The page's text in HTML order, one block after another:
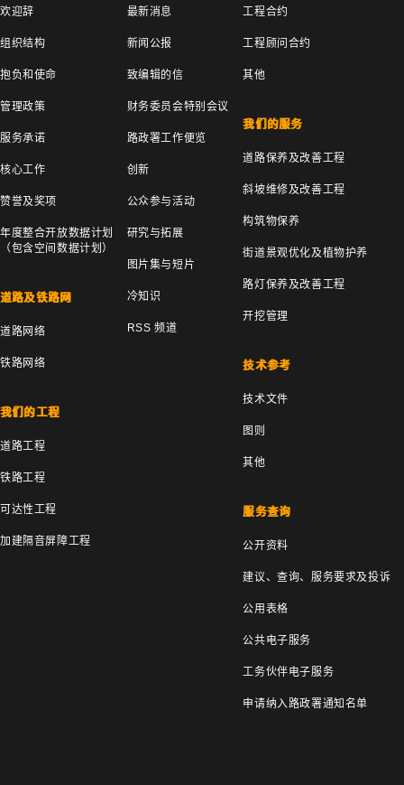
欢迎辞
组织结构
抱负和使命
管理政策
服务承诺
核心工作
赞誉及奖项
年度整合开放数据计划
（包含空间数据计划）
道路及铁路网
道路网络
铁路网络
我们的工程
道路工程
铁路工程
可达性工程
加建隔音屏障工程
最新消息
新闻公报
致编辑的信
财务委员会特别会议
路政署工作便览
创新
公众参与活动
研究与拓展
图片集与短片
冷知识
RSS 频道
工程合约
工程顾问合约
其他
我们的服务
道路保养及改善工程
斜坡维修及改善工程
构筑物保养
街道景观优化及植物护养
路灯保养及改善工程
开挖管理
技术参考
技术文件
图则
其他
服务查询
公开资料
建议、查询、服务要求及投诉
公用表格
公共电子服务
工务伙伴电子服务
申请纳入路政署通知名单